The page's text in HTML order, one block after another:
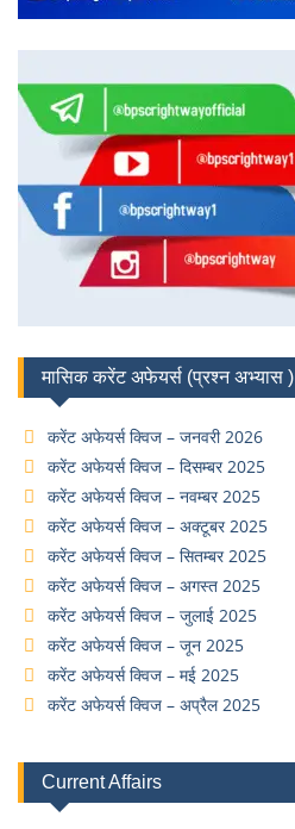
मासिक करेंट अफेयर्स (प्रश्न अभ्यास )
करेंट अफेयर्स क्विज – जनवरी 2026
करेंट अफेयर्स क्विज – दिसम्बर 2025
करेंट अफेयर्स क्विज – नवम्बर 2025
करेंट अफेयर्स क्विज – अक्टूबर 2025
करेंट अफेयर्स क्विज – सितम्बर 2025
करेंट अफेयर्स क्विज – अगस्त 2025
करेंट अफेयर्स क्विज – जुलाई 2025
करेंट अफेयर्स क्विज – जून 2025
करेंट अफेयर्स क्विज – मई 2025
करेंट अफेयर्स क्विज – अप्रैल 2025
Current Affairs